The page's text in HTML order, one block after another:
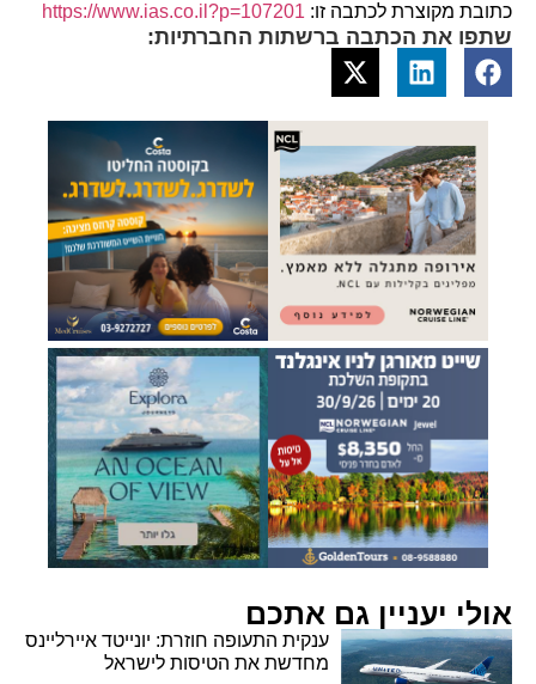
כתובת מקוצרת לכתבה זו: https://www.ias.co.il?p=107201
שתפו את הכתבה ברשתות החברתיות:
אולי יעניין גם אתכם
ענקית התעופה חוזרת: יונייטד איירליינס
מחדשת את הטיסות לישראל